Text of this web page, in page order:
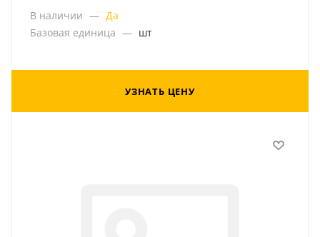
В наличии — Да
Базовая единица — шт
УЗНАТЬ ЦЕНУ